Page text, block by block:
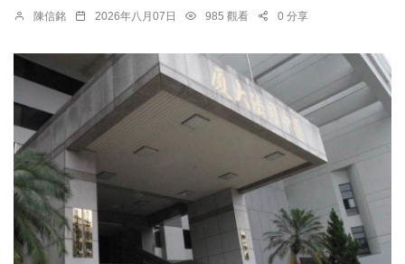
陳信銘 2026年八月07日 985 觀看 0 分享